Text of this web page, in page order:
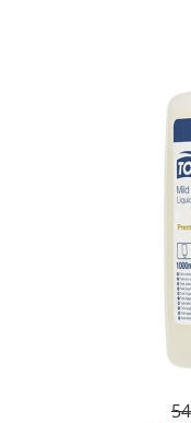
Tipizate offset